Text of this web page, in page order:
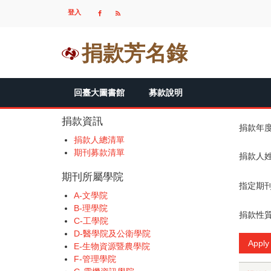
USER
登入
捐款芳名錄
MAIN
回臺大圖書館 募款說明
捐款資訊
捐款人總清單
期刊募款清單
期刊所屬學院
A-文學院
B-理學院
C-工學院
D-醫學院及公衛學院
E-生物資源暨農學院
F-管理學院
捐款年
捐款人
指定期刊
捐款性